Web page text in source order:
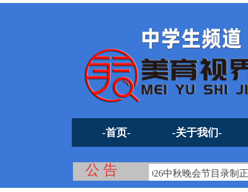
-首页- -关于我们-
公 告
第22届搜星系列（夏季）活动暨2026中秋晚会节目录制正